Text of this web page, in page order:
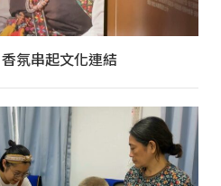
氛串起文化連結